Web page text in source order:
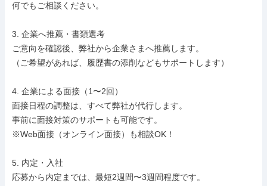
何でもご相談ください。
3. 企業へ推薦・書類選考
ご意向を確認後、弊社から企業さまへ推薦します。
（ご希望があれば、履歴書の添削などもサポートします）
4. 企業による面接（1〜2回）
面接日程の調整は、すべて弊社が代行します。
事前に面接対策のサポートも可能です。
※Web面接（オンライン面接）も相談OK！
5. 内定・入社
応募から内定までは、最短2週間〜3週間程度です。